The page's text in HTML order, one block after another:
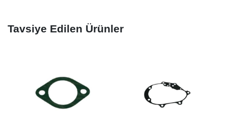
Tavsiye Edilen Ürünler